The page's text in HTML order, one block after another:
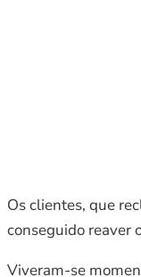
Os clientes, que
conseguido reaver
Viveram-se